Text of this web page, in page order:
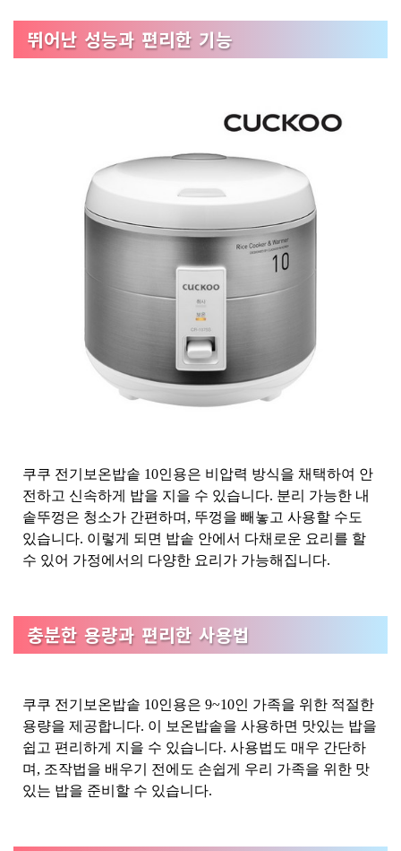
뛰어난 성능과 편리한 기능
쿠쿠 전기보온밥솥 10인용은 비압력 방식을 채택하여 안
전하고 신속하게 밥을 지을 수 있습니다. 분리 가능한 내
솥뚜껑은 청소가 간편하며, 뚜껑을 빼놓고 사용할 수도
있습니다. 이렇게 되면 밥솥 안에서 다채로운 요리를 할
수 있어 가정에서의 다양한 요리가 가능해집니다.
충분한 용량과 편리한 사용법
쿠쿠 전기보온밥솥 10인용은 9~10인 가족을 위한 적절한
용량을 제공합니다. 이 보온밥솥을 사용하면 맛있는 밥을
쉽고 편리하게 지을 수 있습니다. 사용법도 매우 간단하
며, 조작법을 배우기 전에도 손쉽게 우리 가족을 위한 맛
있는 밥을 준비할 수 있습니다.